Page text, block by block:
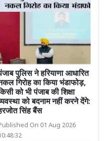
पुलिस ने हरियाणा आधारित
गिरोह का किया भंडाफोड़,
को भी पंजाब की शिक्षा
को बदनाम नहीं करने देंगे:
सिंह बैंस
On 01 Aug 2026